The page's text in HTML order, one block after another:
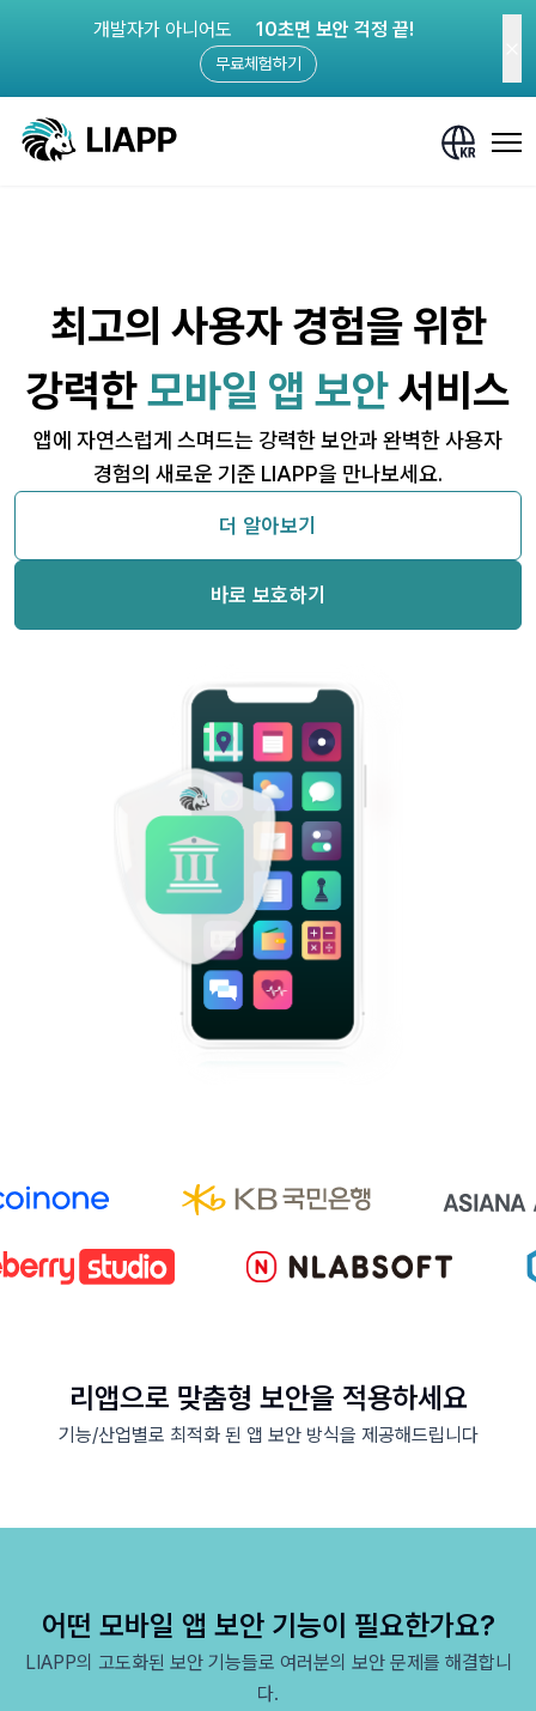
개발자가 아니어도 10초면 보안 걱정 끝!
무료체험하기
최고의 사용자 경험을 위한
강력한모바일 앱 보안서비스
앱에 자연스럽게 스며드는 강력한 보안과 완벽한 사용자
경험의 새로운 기준 LIAPP을 만나보세요.
더 알아보기
바로 보호하기
리앱으로 맞춤형 보안을 적용하세요
기능/산업별로 최적화 된 앱 보안 방식을 제공해드립니다
어떤 모바일 앱 보안 기능이 필요한가요?
LIAPP의 고도화된 보안 기능들로 여러분의 보안 문제를 해결합니
다.